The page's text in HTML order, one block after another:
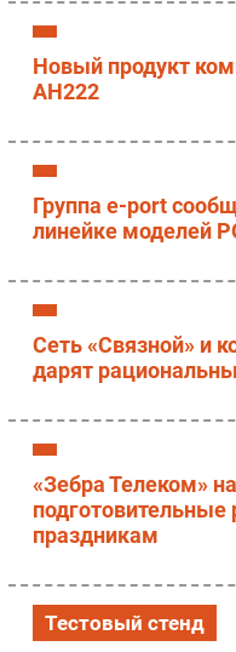
Здоровье
РАЗДЕЛЫ
Новости
Аналитика
Интервью
Мероприятия
Проекты
IT класс
Тестовый стенд
Каталог компаний
Новый продукт
AH222
Группа e-port
линейке моделей
Сеть «Связной» и
дарят
«Зебра Телеком»
праздникам
Тестовый стенд